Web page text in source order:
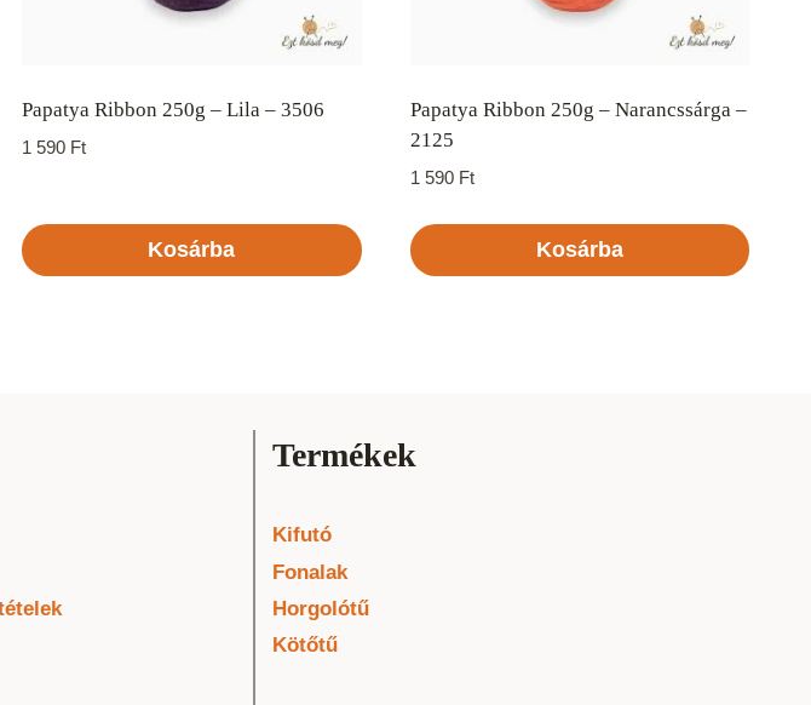
Papatya Ribbon 250g – Lila – 3506
1 590 Ft
Kosárba
Papatya Ribbon 250g – Narancssárga –
2125
1 590 Ft
Kosárba
Termékek
Kifutó
Fonalak
Horgolótű
Kötőtű